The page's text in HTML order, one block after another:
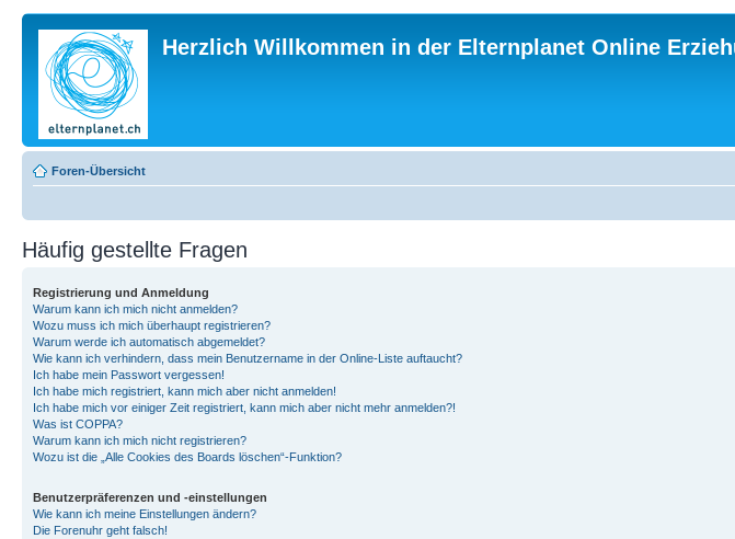
Herzlich Willkommen in der Elternplanet Online
Foren-Übersicht
Häufig gestellte Fragen
Registrierung und Anmeldung
Warum kann ich mich nicht anmelden?
Wozu muss ich mich überhaupt registrieren?
Warum werde ich automatisch abgemeldet?
Wie kann ich verhindern, dass mein Benutzername in der Online-Liste auftaucht?
Ich habe mein Passwort vergessen!
Ich habe mich registriert, kann mich aber nicht anmelden!
Ich habe mich vor einiger Zeit registriert, kann mich aber nicht mehr anmelden?!
Was ist COPPA?
Warum kann ich mich nicht registrieren?
Wozu ist die „Alle Cookies des Boards löschen“-Funktion?
Benutzerpräferenzen und -einstellungen
Wie kann ich meine Einstellungen ändern?
Die Forenuhr geht falsch!